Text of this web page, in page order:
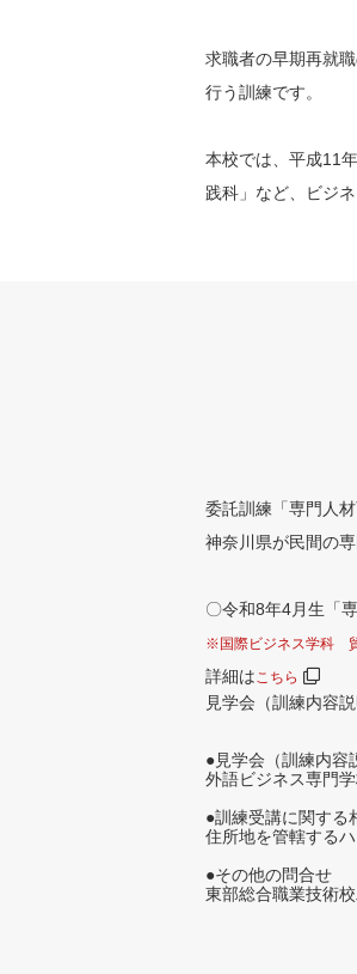
求職者の早期再就
行う訓練です。
本校では、平成11
践科」など、ビジ
委託訓練「専門人
神奈川県が民間の
〇令和8年4月生「
※国際ビジネス学科
詳細はこちら
見学会（訓練内容
●見学会（訓練内容
外語ビジネス専門
●訓練受講に関する
住所地を管轄する
●その他の問合せ
東部総合職業技術